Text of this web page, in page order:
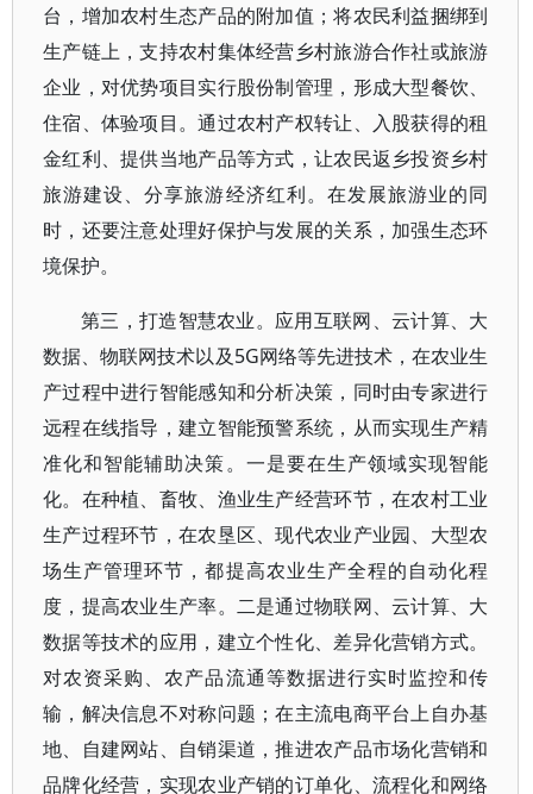
台，增加农村生态产品的附加值；将农民利益捆绑到
生产链上，支持农村集体经营乡村旅游合作社或旅游
企业，对优势项目实行股份制管理，形成大型餐饮、
住宿、体验项目。通过农村产权转让、入股获得的租
金红利、提供当地产品等方式，让农民返乡投资乡村
旅游建设、分享旅游经济红利。在发展旅游业的同
时，还要注意处理好保护与发展的关系，加强生态环
境保护。
第三，打造智慧农业。应用互联网、云计算、大
数据、物联网技术以及5G网络等先进技术，在农业生
产过程中进行智能感知和分析决策，同时由专家进行
远程在线指导，建立智能预警系统，从而实现生产精
准化和智能辅助决策。一是要在生产领域实现智能
化。在种植、畜牧、渔业生产经营环节，在农村工业
生产过程环节，在农垦区、现代农业产业园、大型农
场生产管理环节，都提高农业生产全程的自动化程
度，提高农业生产率。二是通过物联网、云计算、大
数据等技术的应用，建立个性化、差异化营销方式。
对农资采购、农产品流通等数据进行实时监控和传
输，解决信息不对称问题；在主流电商平台上自办基
地、自建网站、自销渠道，推进农产品市场化营销和
品牌化经营，实现农业产销的订单化、流程化和网络